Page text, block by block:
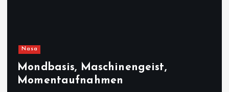
Nasa
Mondbasis, Maschinengeist,
Momentaufnahmen